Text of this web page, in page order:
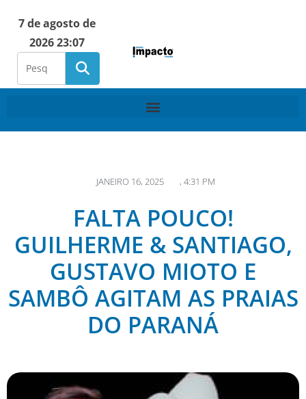
7 de agosto de
2026 23:07
JANEIRO 16, 2025 , 4:31 PM
FALTA POUCO!
GUILHERME & SANTIAGO,
GUSTAVO MIOTO E
SAMBÔ AGITAM AS PRAIAS
DO PARANÁ